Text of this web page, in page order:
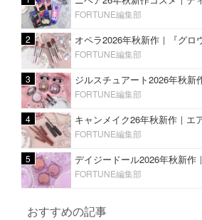
FORTUNE編集部
2
FORTUNE編集部
3
FORTUNE編集部
4
FORTUNE編集部
5
FORTUNE編集部
おすすめの記事